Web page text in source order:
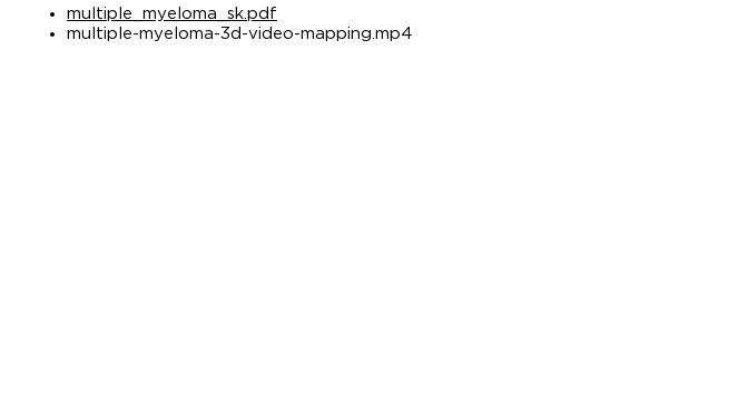
multiple_myeloma_sk.pdf
multiple-myeloma-3d-video-mapping.mp4